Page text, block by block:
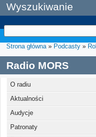
Wyszukiwanie
Strona główna» Podcasty »
Radio MORS
O radiu
Aktualności
Audycje
Patronaty